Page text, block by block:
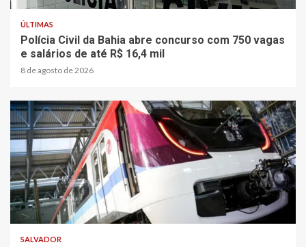
ÚLTIMAS
Polícia Civil da Bahia abre concurso com 750 vagas
e salários de até R$ 16,4 mil
8 de agosto de 2026
2 min read
SALVADOR